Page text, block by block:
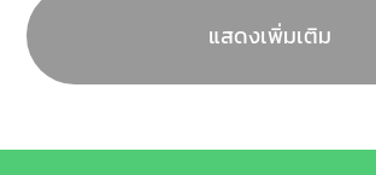
แสดงเพิ่มเติม